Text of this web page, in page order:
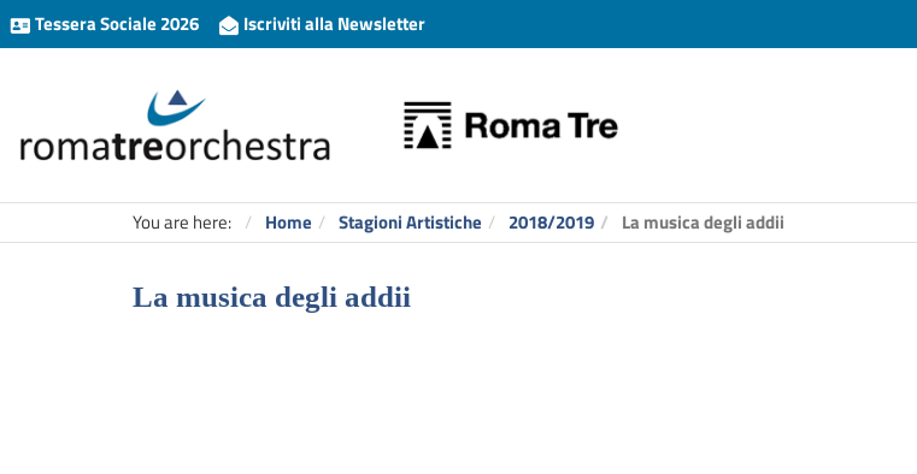
Tessera Sociale 2026 Iscriviti alla Newsletter
You are here: Home Stagioni Artistiche 2018/2019 La musica degli addii
La musica degli addii